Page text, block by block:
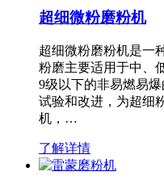
超细微粉磨粉机
超细微粉磨粉机是一
粉磨主要适用于中、
9级以下的非易燃易
试验和改进，为超细
机，…
了解详情